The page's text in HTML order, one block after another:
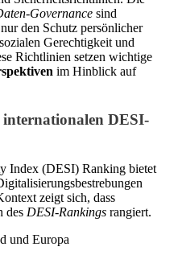
Governance sind
den Schutz persönlicher
Gerechtigkeit und
Richtlinien setzen wichtige
im Hinblick auf
internationalen DESI-
Index (DESI) Ranking bietet
zeigt sich, dass
des DESI-Rankings rangiert.